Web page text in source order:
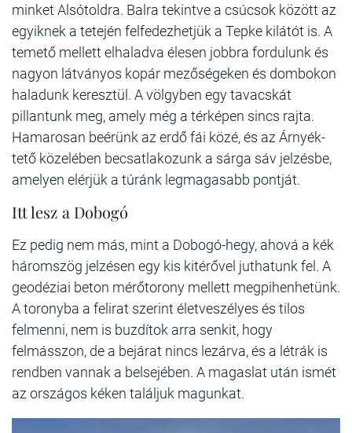
minket Alsótoldra. Balra tekintve a csúcsok között az
egyiknek a tetején felfedezhetjük a Tepke kilátót is. A
temető mellett elhaladva élesen jobbra fordulunk és
nagyon látványos kopár mezőségeken és dombokon
haladunk keresztül. A völgyben egy tavacskát
pillantunk meg, amely még a térképen sincs rajta.
Hamarosan beérünk az erdő fái közé, és az Árnyék-
tető közelében becsatlakozunk a sárga sáv jelzésbe,
amelyen elérjük a túránk legmagasabb pontját.
Itt lesz a Dobogó
Ez pedig nem más, mint a Dobogó-hegy, ahová a kék
háromszög jelzésen egy kis kitérővel juthatunk fel. A
geodéziai beton mérőtorony mellett megpihenhetünk.
A toronyba a felirat szerint életveszélyes és tilos
felmenni, nem is buzdítok arra senkit, hogy
felmásszon, de a bejárat nincs lezárva, és a létrák is
rendben vannak a belsejében. A magaslat után ismét
az országos kéken találjuk magunkat.